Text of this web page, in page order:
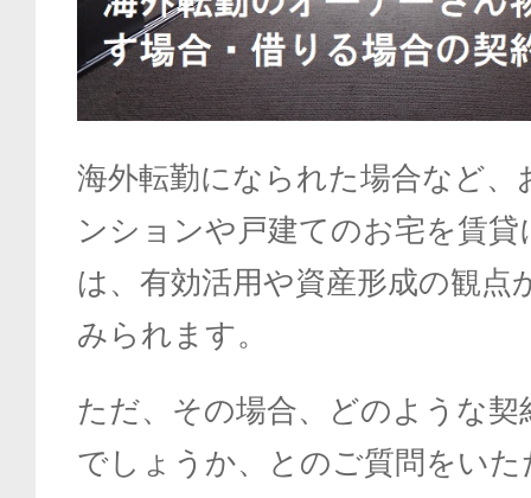
海外転勤になられた場合など、
ンションや戸建てのお宅を賃
は、有効活用や資産形成の観点
みられます。
ただ、その場合、どのような
でしょうか、とのご質問をい